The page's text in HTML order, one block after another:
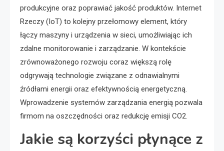
produkcyjne oraz poprawiać jakość produktów. Internet
Rzeczy (IoT) to kolejny przełomowy element, który
łączy maszyny i urządzenia w sieci, umożliwiając ich
zdalne monitorowanie i zarządzanie. W kontekście
zrównoważonego rozwoju coraz większą rolę
odgrywają technologie związane z odnawialnymi
źródłami energii oraz efektywnością energetyczną.
Wprowadzenie systemów zarządzania energią pozwala
firmom na oszczędności oraz redukcję emisji CO2.
Jakie są korzyści płynące z